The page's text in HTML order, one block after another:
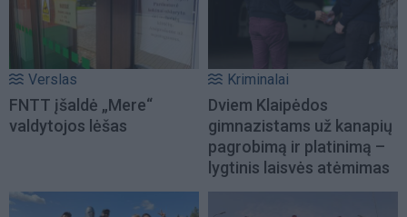
Verslas
FNTT įšaldė „Mere“
valdytojos lėšas
Kriminalai
Dviem Klaipėdos
gimnazistams už kanapių
pagrobimą ir platinimą –
lygtinis laisvės atėmimas